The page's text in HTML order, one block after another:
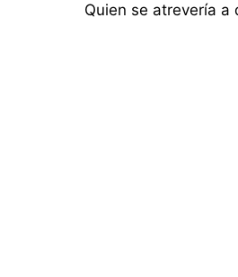
Quien se atrevería a